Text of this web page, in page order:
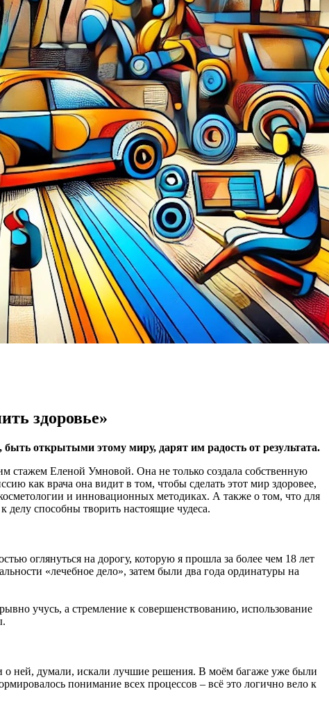
здоровье»
открытыми этому миру, дарят им радость от результата.
стажем Еленой Умновой. Она не только создала собственную
как врача она видит в том, чтобы сделать этот мир здоровее,
и инновационных методиках. А также о том, что для
способны творить настоящие чудеса.
оглянуться на дорогу, которую я прошла за более чем 18 лет
«лечебное дело», затем были два года ординатуры на
учусь, а стремление к совершенствованию, использование
ней, думали, искали лучшие решения. В моём багаже уже были
понимание всех процессов – всё это логично вело к